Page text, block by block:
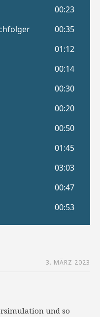
3. MÄRZ 2023
und so